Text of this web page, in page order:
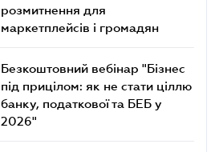
розмитнення для
маркетплейсів і громадян
Безкоштовний вебінар "Бізнес
під прицілом: як не стати ціллю
банку, податкової та БЕБ у
2026"